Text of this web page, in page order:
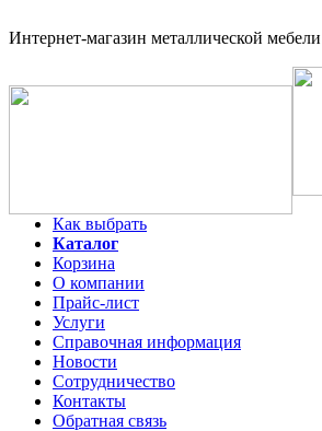
Интернет-магазин металлической
Как выбрать
Каталог
Корзина
О компании
Прайс-лист
Услуги
Справочная информация
Новости
Сотрудничество
Контакты
Обратная связь